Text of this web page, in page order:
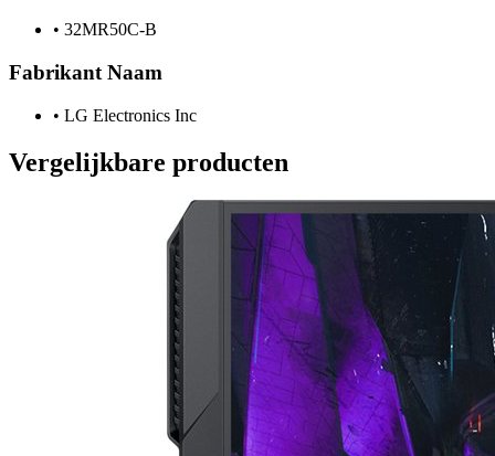
• 32MR50C-B
Fabrikant Naam
• LG Electronics Inc
Vergelijkbare producten